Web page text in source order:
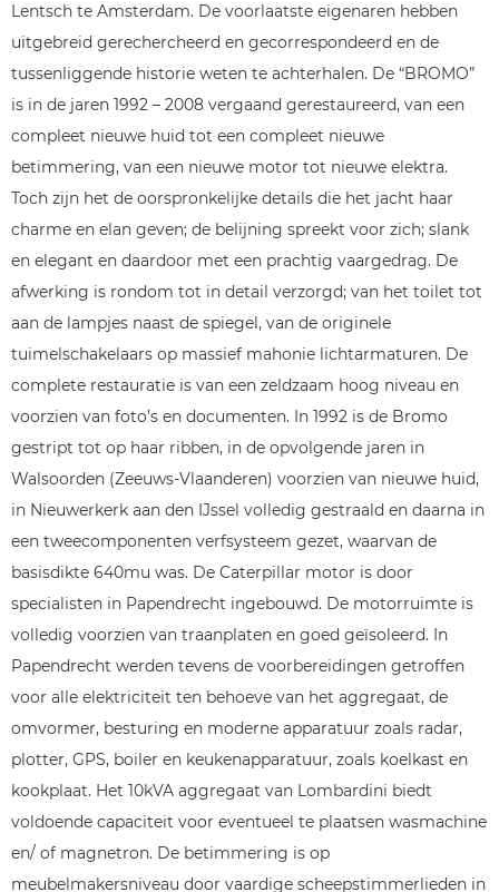
Lentsch te Amsterdam. De voorlaatste eigenaren hebben
uitgebreid gerechercheerd en gecorrespondeerd en de
tussenliggende historie weten te achterhalen. De “BROMO”
is in de jaren 1992 – 2008 vergaand gerestaureerd, van een
compleet nieuwe huid tot een compleet nieuwe
betimmering, van een nieuwe motor tot nieuwe elektra.
Toch zijn het de oorspronkelijke details die het jacht haar
charme en elan geven; de belijning spreekt voor zich; slank
en elegant en daardoor met een prachtig vaargedrag. De
afwerking is rondom tot in detail verzorgd; van het toilet tot
aan de lampjes naast de spiegel, van de originele
tuimelschakelaars op massief mahonie lichtarmaturen. De
complete restauratie is van een zeldzaam hoog niveau en
voorzien van foto’s en documenten. In 1992 is de Bromo
gestript tot op haar ribben, in de opvolgende jaren in
Walsoorden (Zeeuws-Vlaanderen) voorzien van nieuwe huid,
in Nieuwerkerk aan den IJssel volledig gestraald en daarna in
een tweecomponenten verfsysteem gezet, waarvan de
basisdikte 640mu was. De Caterpillar motor is door
specialisten in Papendrecht ingebouwd. De motorruimte is
volledig voorzien van traanplaten en goed geïsoleerd. In
Papendrecht werden tevens de voorbereidingen getroffen
voor alle elektriciteit ten behoeve van het aggregaat, de
omvormer, besturing en moderne apparatuur zoals radar,
plotter, GPS, boiler en keukenapparatuur, zoals koelkast en
kookplaat. Het 10kVA aggregaat van Lombardini biedt
voldoende capaciteit voor eventueel te plaatsen wasmachine
en/ of magnetron. De betimmering is op
meubelmakersniveau door vaardige scheepstimmerlieden in